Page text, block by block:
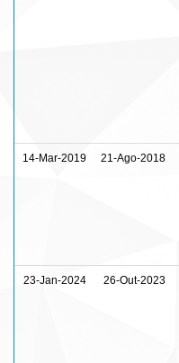
14-Mar-2019 21-Ago-2018
23-Jan-2024 26-Out-2023